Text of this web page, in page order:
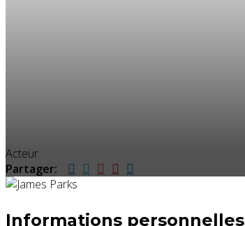
Acteur
Partager:
Informations personnelles